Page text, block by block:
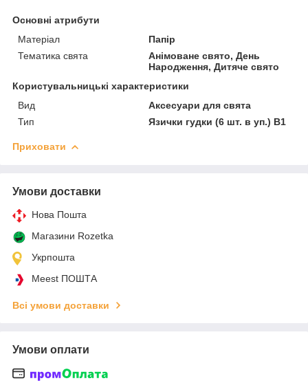
Основні атрибути
Матеріал
Папір
Тематика свята
Анімоване свято, День
Народження, Дитяче свято
Користувальницькі характеристики
Вид
Аксесуари для свята
Тип
Язички гудки (6 шт. в уп.) В1
Приховати
Умови доставки
Нова Пошта
Магазини Rozetka
Укрпошта
Meest ПОШТА
Всі умови доставки
Умови оплати